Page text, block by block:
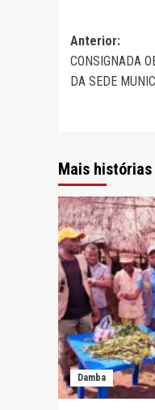
de
Anterior:
CONSIGNADA
DA SEDE
Mais histórias
Damba